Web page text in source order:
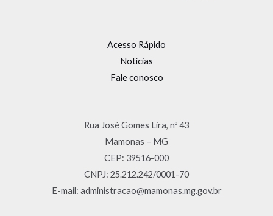
Acesso Rápido
Notícias
Fale conosco
Rua José Gomes Lira, nº 43
Mamonas – MG
CEP: 39516-000
CNPJ: 25.212.242/0001-70
E-mail: administracao@mamonas.mg.gov.br